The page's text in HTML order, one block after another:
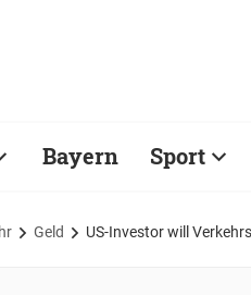
Bayern Sport
Geld US-Investor will